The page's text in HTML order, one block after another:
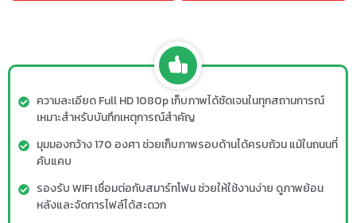
ความละเอียด Full HD 1080p เก็บภาพได้ชัดเจนในทุกสถานการณ์
เหมาะสำหรับบันทึกเหตุการณ์สำคัญ
มุมมองกว้าง 170 องศา ช่วยเก็บภาพรอบด้านได้ครบถ้วน แม้ในถนนที่
คับแคบ
รองรับ WIFI เชื่อมต่อกับสมาร์ทโฟน ช่วยให้ใช้งานง่าย ดูภาพย้อน
หลังและจัดการไฟล์ได้สะดวก